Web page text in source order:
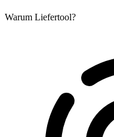
Warum Liefertool?